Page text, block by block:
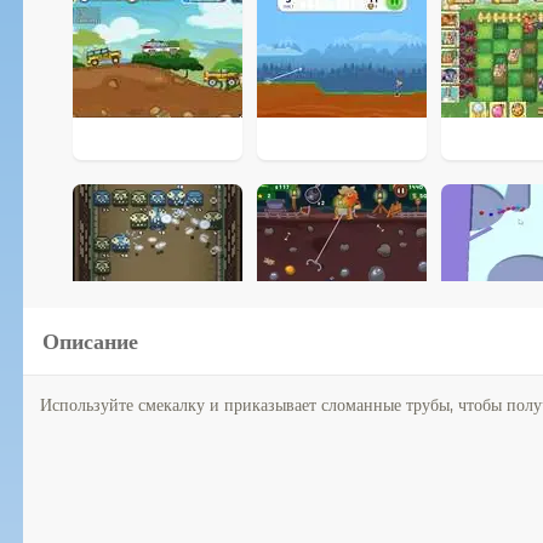
Описание
Используйте смекалку и приказывает сломанные трубы, чтобы